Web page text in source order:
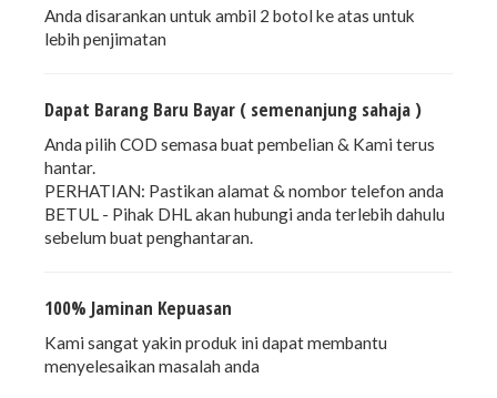
Anda disarankan untuk ambil 2 botol ke atas untuk
lebih penjimatan
Dapat Barang Baru Bayar ( semenanjung sahaja )
Anda pilih COD semasa buat pembelian & Kami terus
hantar.
PERHATIAN: Pastikan alamat & nombor telefon anda
BETUL - Pihak DHL akan hubungi anda terlebih dahulu
sebelum buat penghantaran.
100% Jaminan Kepuasan
Kami sangat yakin produk ini dapat membantu
menyelesaikan masalah anda